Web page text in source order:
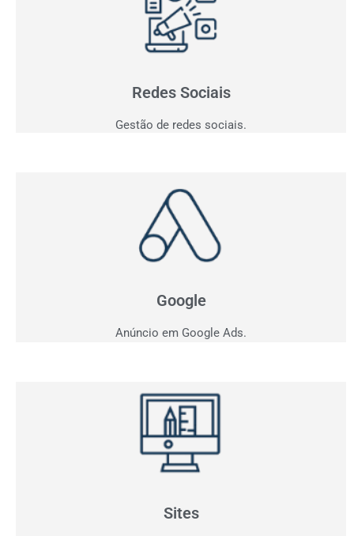
Redes Sociais
Gestão de redes sociais.
Gestão de Redes Sociais
Otimizamos resultados! Fazemos o planejamento,
Google
Anúncio em Google Ads.
Anúncio em Google
Como ficar entre os três primeiros do Google?
Sites
Quer vender pela internet? Desenvolvemos sites